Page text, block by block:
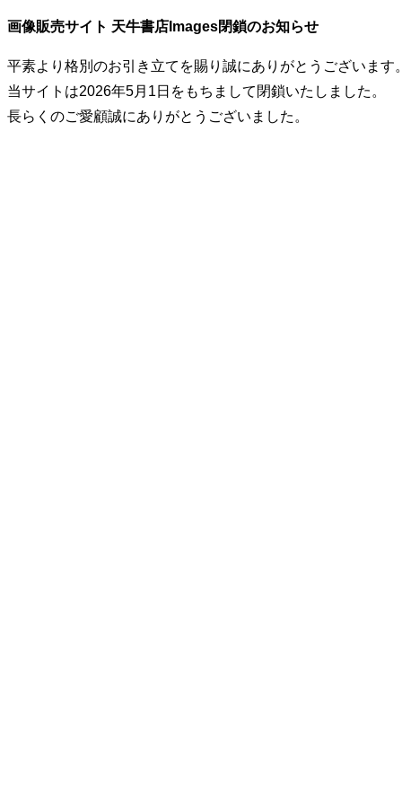
画像販売サイト 天牛書店Images閉鎖のお知らせ
平素より格別のお引き立てを賜り誠にありがとうございます
当サイトは2026年5月1日をもちまして閉鎖いたしました。
長らくのご愛顧誠にありがとうございました。